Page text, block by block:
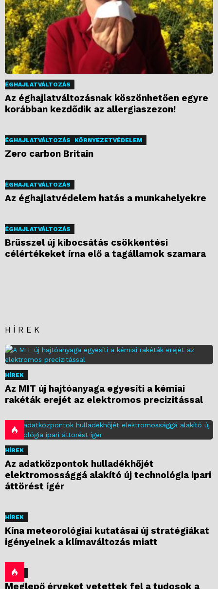
ÉGHAJLATVÁLTOZÁS
Az éghajlatváltozásnak köszönhetően egyre
korábban kezdődik az allergiaszezon!
ÉGHAJLATVÁLTOZÁS KÖRNYEZETVÉDELEM
Zero carbon Britain
ÉGHAJLATVÁLTOZÁS
Az éghajlatvédelem hatás a munkahelyekre
ÉGHAJLATVÁLTOZÁS
Brüsszel új kibocsátás csökkentési
célértékeket írna elő a tagállamok szamara
HÍREK
HÍREK
Az MIT új hajtóanyaga egyesíti a kémiai
rakéták erejét az elektromos precizitással
HÍREK
Az adatközpontok hulladékhőjét
elektromossággá alakító új technológia ipari
áttörést ígér
HÍREK
Kína meteorológiai kutatásai új stratégiákat
igényelnek a klímaváltozás miatt
HÍREK
Meglepő érveket vetettek fel a tudosok a